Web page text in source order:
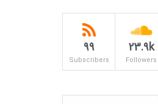
23.9k
Followers
99
Subscribers